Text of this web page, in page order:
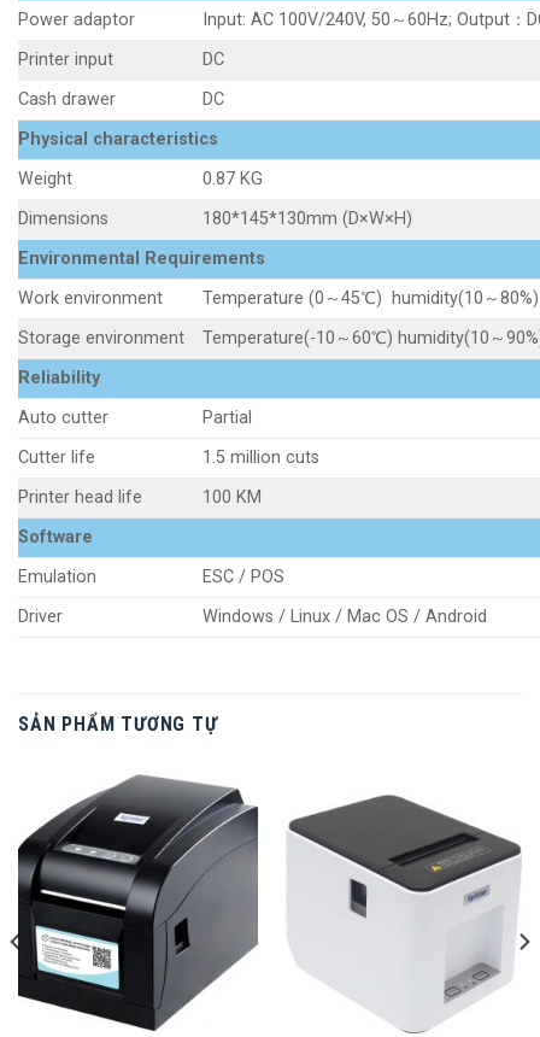
Power adaptor
Input: AC 100V/240V, 50～60Hz; Output：
Printer input
DC
Cash drawer
DC
Physical characteristics
Weight
0.87 KG
Dimensions
180*145*130mm (D×W×H)
Environmental Requirements
Work environment
Temperature (0～45℃) humidity(10～80%)
Storage environment
Temperature(-10～60℃) humidity(10～
Reliability
Auto cutter
Partial
Cutter life
1.5 million cuts
Printer head life
100 KM
Software
Emulation
ESC / POS
Driver
Windows / Linux / Mac OS / Android
SẢN PHẨM TƯƠNG TỰ